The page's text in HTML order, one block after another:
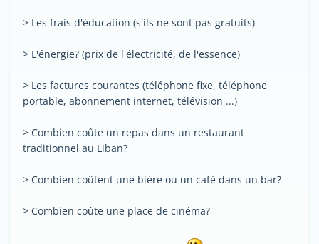
> Les frais d'éducation (s'ils ne sont pas gratuits)
> L'énergie? (prix de l'électricité, de l'essence)
> Les factures courantes (téléphone fixe, téléphone
portable, abonnement internet, télévision ...)
> Combien coûte un repas dans un restaurant
traditionnel au Liban?
> Combien coûtent une bière ou un café dans un bar?
> Combien coûte une place de cinéma?